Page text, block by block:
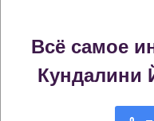
Всё самое
Кундалини